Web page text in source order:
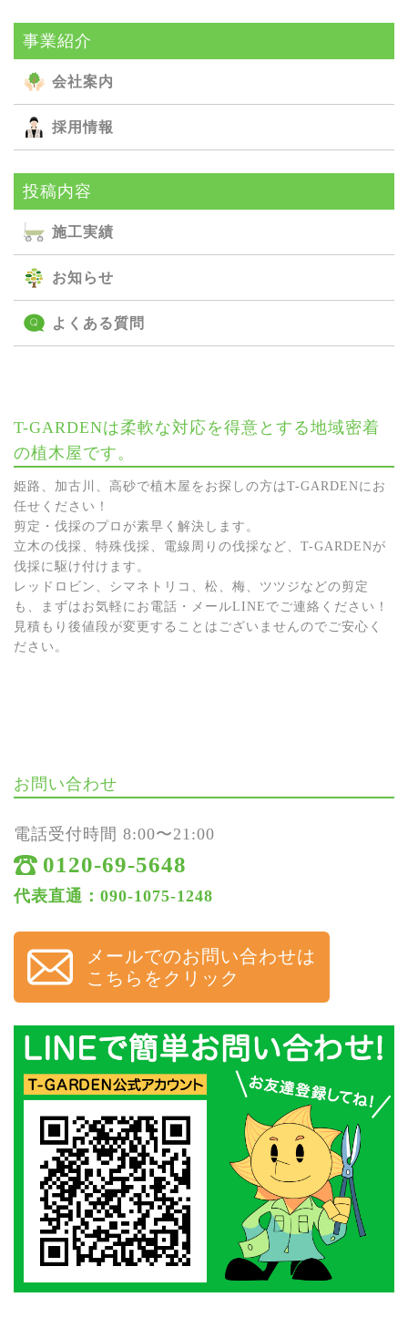
事業紹介
会社案内
採用情報
投稿内容
施⼯実績
お知らせ
よくある質問
T-GARDENは柔軟な対応を得意とする地域密着
の植木屋です。
姫路、加古川、高砂で植木屋をお探しの方はT-GARDENにお
任せください！
剪定・伐採のプロが素早く解決します。
立木の伐採、特殊伐採、電線周りの伐採など、T-GARDENが
伐採に駆け付けます。
レッドロビン、シマネトリコ、松、梅、ツツジなどの剪定
も、まずはお気軽にお電話・メールLINEでご連絡ください！
見積もり後値段が変更することはございませんのでご安心く
ださい。
お問い合わせ
電話受付時間 8:00〜21:00
0120-69-5648
代表直通：090-1075-1248
メールでのお問い合わせは
こちらをクリック